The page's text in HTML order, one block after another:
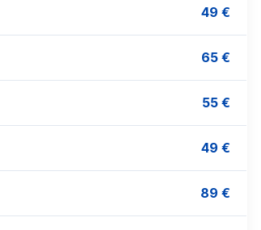
49 €
65 €
55 €
49 €
89 €